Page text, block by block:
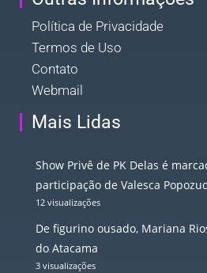
Política de Privacidade
Termos de Uso
Contato
Webmail
Mais Lidas
Show Privê de PK Delas é
participação de Valesca
12 visualizações
De figurino ousado, Mariana
do Atacama
3 visualizações